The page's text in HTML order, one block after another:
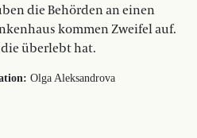
die Behörden an einen
kommen Zweifel auf.
überlebt hat.
Olga Aleksandrova